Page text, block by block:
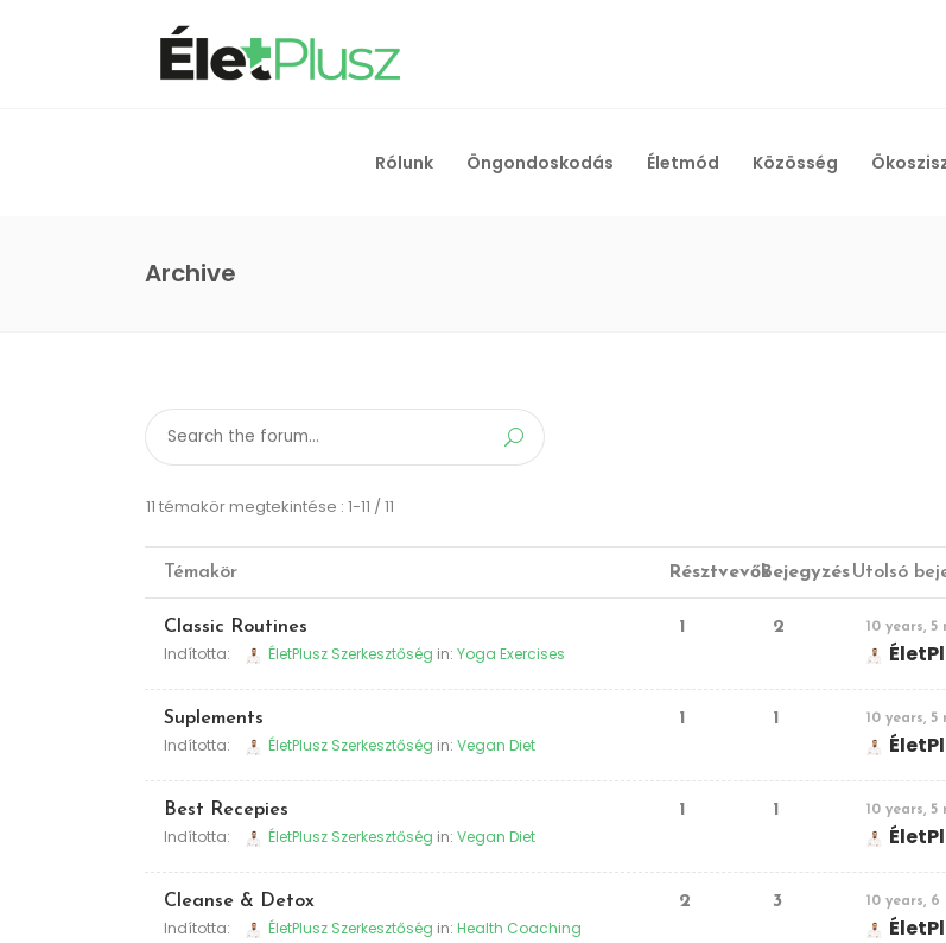
Rólunk Öngondoskodás Életmód Közösség
Archive
11 témakör megtekintése : 1-11 / 11
Témakör RésztvevőkBejegyzésUtolsó
Classic Routines
Indította: ÉletPlusz Szerkesztőség in: Yoga Exercises
1 2 10 years,
Suplements
Indította: ÉletPlusz Szerkesztőség in: Vegan Diet
1 1 10 years,
Best Recepies
Indította: ÉletPlusz Szerkesztőség in: Vegan Diet
1 1 10 years,
Cleanse & Detox
Indította: ÉletPlusz Szerkesztőség in: Health Coaching
2 3 10 years,